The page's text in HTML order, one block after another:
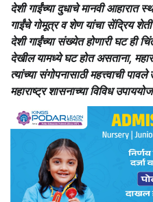
देशी गाईंच्या दुधाचे मानवी आहारात
गाईंचे गोमूत्र व शेण यांचा सेंद्रिय
देशी गाईंच्या संख्येत होणारी घट ही
देखील यामध्ये घट होत असताना,
त्यांच्या संगोपनासाठी महत्त्वाची
महाराष्ट्र शासनाच्या विविध